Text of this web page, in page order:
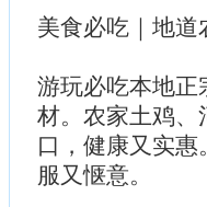
美食必吃｜地道
游玩必吃本地正
材。农家土鸡、
口，健康又实
服又惬意。